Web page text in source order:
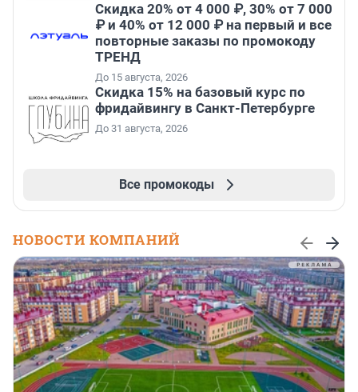
Скидка 20% от 4 000 ₽, 30% от 7 000
₽ и 40% от 12 000 ₽ на первый и все
повторные заказы по промокоду
ТРЕНД
До 15 августа, 2026
Скидка 15% на базовый курс по
фридайвингу в Санкт-Петербурге
До 31 августа, 2026
Все промокоды
НОВОСТИ КОМПАНИЙ